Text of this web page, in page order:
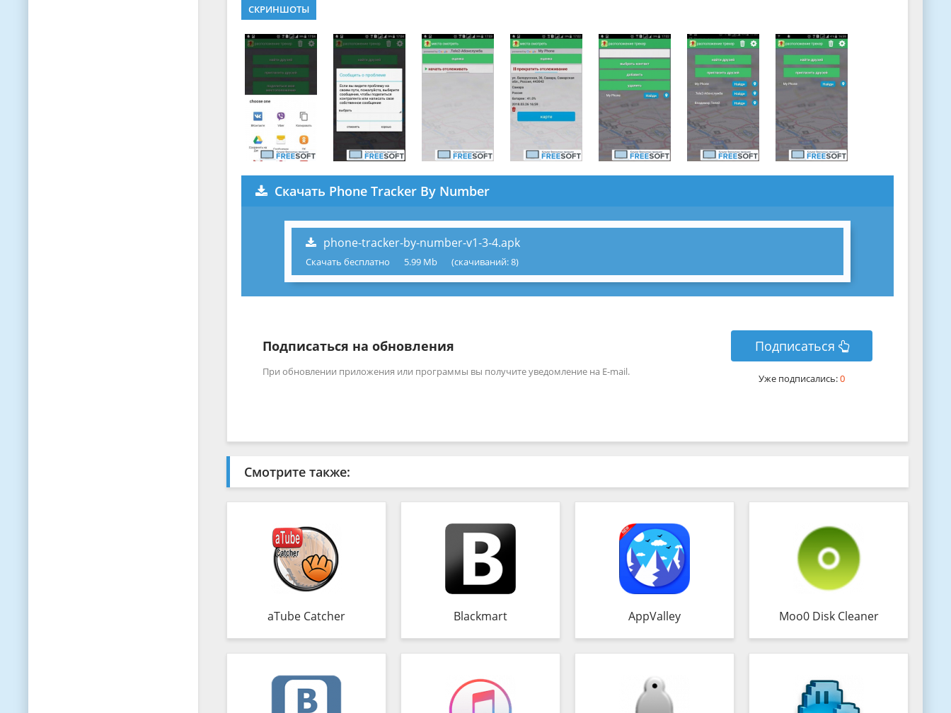
СКРИНШОТЫ
Скачать Phone Tracker By Number
phone-tracker-by-number-v1-3-4.apk
Скачать бесплатно 5.99 Mb (cкачиваний: 8)
Подписаться на обновления
При обновлении приложения или программы вы получите уведомление на E-mail.
Подписаться
Уже подписались:0
Смотрите также:
aTube Catcher Blackmart AppValley Moo0 Disk Cleaner